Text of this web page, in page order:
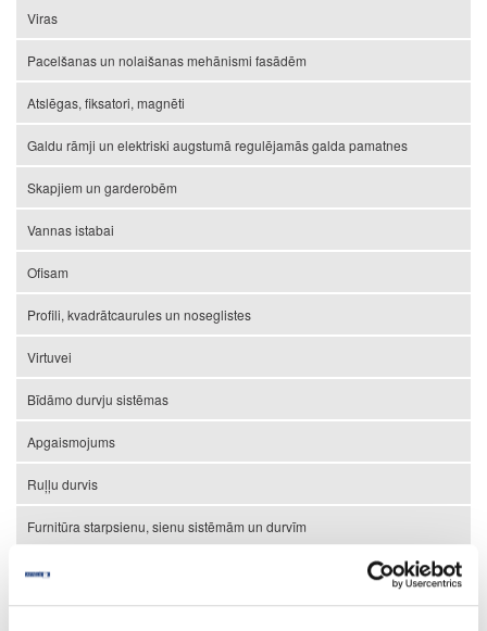
Viras
Pacelšanas un nolaišanas mehānismi fasādēm
Atslēgas, fiksatori, magnēti
Galdu rāmji un elektriski augstumā regulējamās galda pamatnes
Skapjiem un garderobēm
Vannas istabai
Ofisam
Profili, kvadrātcaurules un noseglistes
Virtuvei
Bīdāmo durvju sistēmas
Apgaismojums
Ruļļu durvis
Furnitūra starpsienu, sienu sistēmām un durvīm
Izpārdošana
Furnitūra Savilcēji, uzkares